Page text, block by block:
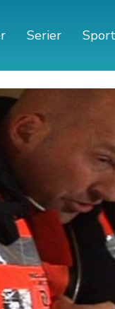
Serier Sport